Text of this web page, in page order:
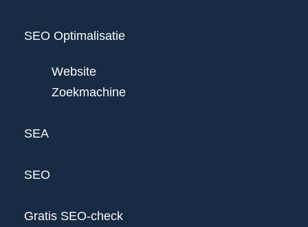
SEO Optimalisatie
Website
Zoekmachine
SEA
SEO
Gratis SEO-check